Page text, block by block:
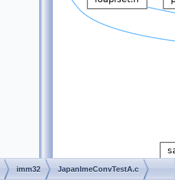
imm32 JapanImeConvTestA.c